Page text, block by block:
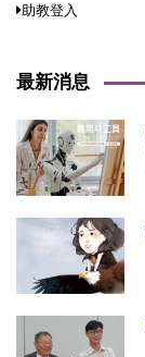
助教登入
最新消息